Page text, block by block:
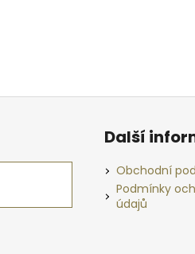
Další
Obchodní
Podmínky
údajů